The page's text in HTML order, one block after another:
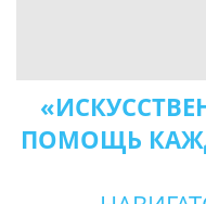
ПОМОЩЬ